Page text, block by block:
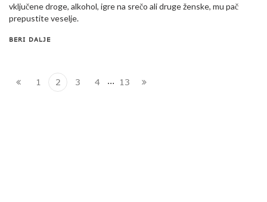
vključene droge, alkohol, igre na srečo ali druge ženske, mu pač
prepustite veselje.
BERI DALJE
1 2 3 4 … 13